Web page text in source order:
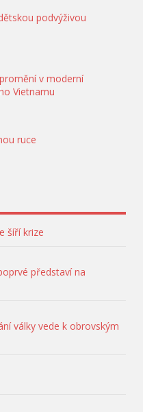
podvýživou
v moderní
Vietnamu
ruce
šíří krize
představí na
války vede k obrovským